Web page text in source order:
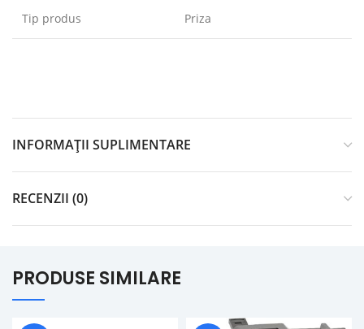
Tip produs Priza
INFORMAȚII SUPLIMENTARE
RECENZII (0)
PRODUSE SIMILARE